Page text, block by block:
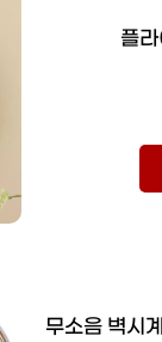
플
무소음 벽시